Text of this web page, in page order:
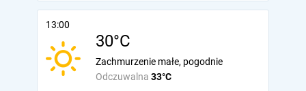
13:00
30°C
Odczuwalna 33°C
Zachmurzenie małe, pogodnie